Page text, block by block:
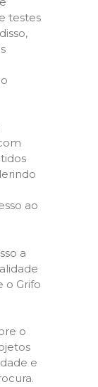
testes
ao
a
o Grifo
o
e